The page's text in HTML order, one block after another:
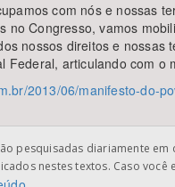
com nós e nossas
no Congresso, vamos
nossos direitos e
Federal, articulando com o
2013/06/manifesto-do-
pesquisadas diariamente
nestes textos. Caso